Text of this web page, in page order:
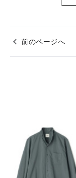
前のページへ